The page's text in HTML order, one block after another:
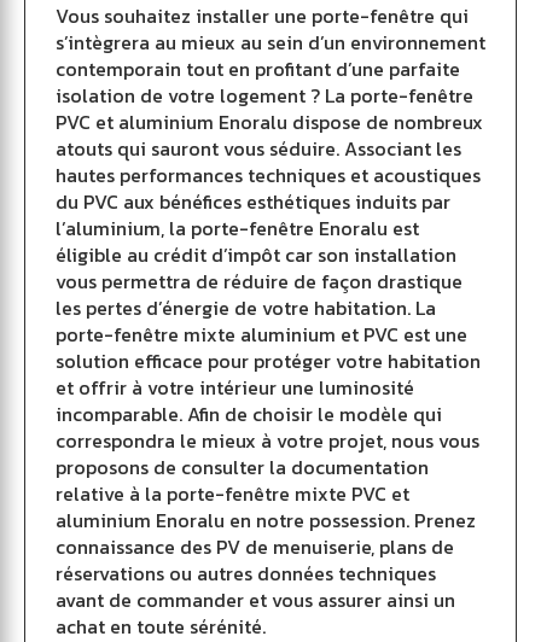
Vous souhaitez installer une porte-fenêtre qui
s’intègrera au mieux au sein d’un environnement
contemporain tout en profitant d’une parfaite
isolation de votre logement ? La porte-fenêtre
PVC et aluminium Enoralu dispose de nombreux
atouts qui sauront vous séduire. Associant les
hautes performances techniques et acoustiques
du PVC aux bénéfices esthétiques induits par
l’aluminium, la porte-fenêtre Enoralu est
éligible au crédit d’impôt car son installation
vous permettra de réduire de façon drastique
les pertes d’énergie de votre habitation. La
porte-fenêtre mixte aluminium et PVC est une
solution efficace pour protéger votre habitation
et offrir à votre intérieur une luminosité
incomparable. Afin de choisir le modèle qui
correspondra le mieux à votre projet, nous vous
proposons de consulter la documentation
relative à la porte-fenêtre mixte PVC et
aluminium Enoralu en notre possession. Prenez
connaissance des PV de menuiserie, plans de
réservations ou autres données techniques
avant de commander et vous assurer ainsi un
achat en toute sérénité.